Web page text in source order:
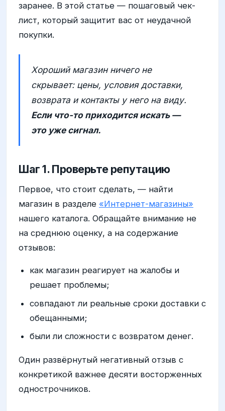
заранее. В этой статье — пошаговый чек-
лист, который защитит вас от неудачной
покупки.
Хороший магазин ничего не
скрывает: цены, условия доставки,
возврата и контакты у него на виду.
Если что-то приходится искать —
это уже сигнал.
Шаг 1. Проверьте репутацию
Первое, что стоит сделать, — найти
магазин в разделе «Интернет-магазины»
нашего каталога. Обращайте внимание не
на среднюю оценку, а на содержание
отзывов:
как магазин реагирует на жалобы и
решает проблемы;
совпадают ли реальные сроки доставки с
обещанными;
были ли сложности с возвратом денег.
Один развёрнутый негативный отзыв с
конкретикой важнее десяти восторженных
однострочников.